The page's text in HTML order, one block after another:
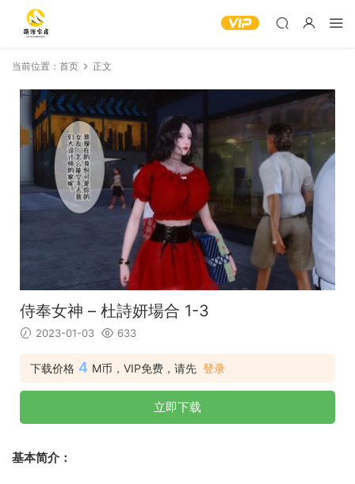
当前位置： 首页 正文
侍奉女神 – 杜詩妍場合 1-3
2023-01-03 633
下载价格 4 M币，VIP免费，请先 登录
立即下载
基本简介：